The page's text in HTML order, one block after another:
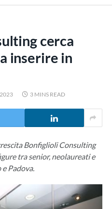
cerca
inserire in
3 MINS READ
Bonfiglioli Consulting
tra senior, neolaureati e
Padova.